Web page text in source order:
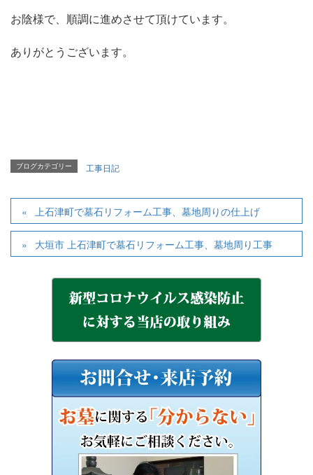
お陰様で、順調に進めさせて頂けています。
ありがとうございます。
ブログカテゴリー 工事日記
上石津町で墓石リフォーム工事、墓地周りの仕上げ
大垣市 上石津町で墓石リフォーム工事、墓地周り工事